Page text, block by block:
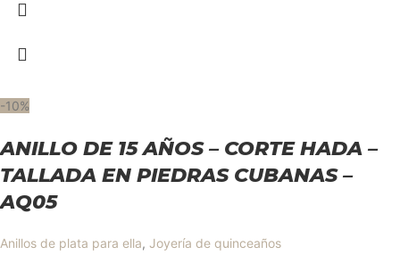
-10%
ANILLO DE 15 AÑOS – CORTE HADA –
TALLADA EN PIEDRAS CUBANAS –
AQ05
Anillos de plata para ella, Joyería de quinceaños